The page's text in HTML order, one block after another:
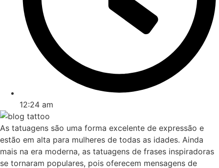
12:24 am
As tatuagens são uma forma excelente de expressão e
estão em alta para mulheres de todas as idades. Ainda
mais na era moderna, as tatuagens de frases inspiradoras
se tornaram populares, pois oferecem mensagens de